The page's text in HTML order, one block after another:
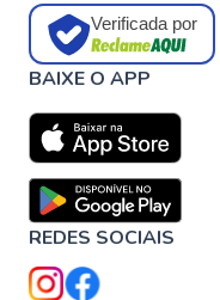
Verificada por
BAIXE O APP
REDES SOCIAIS